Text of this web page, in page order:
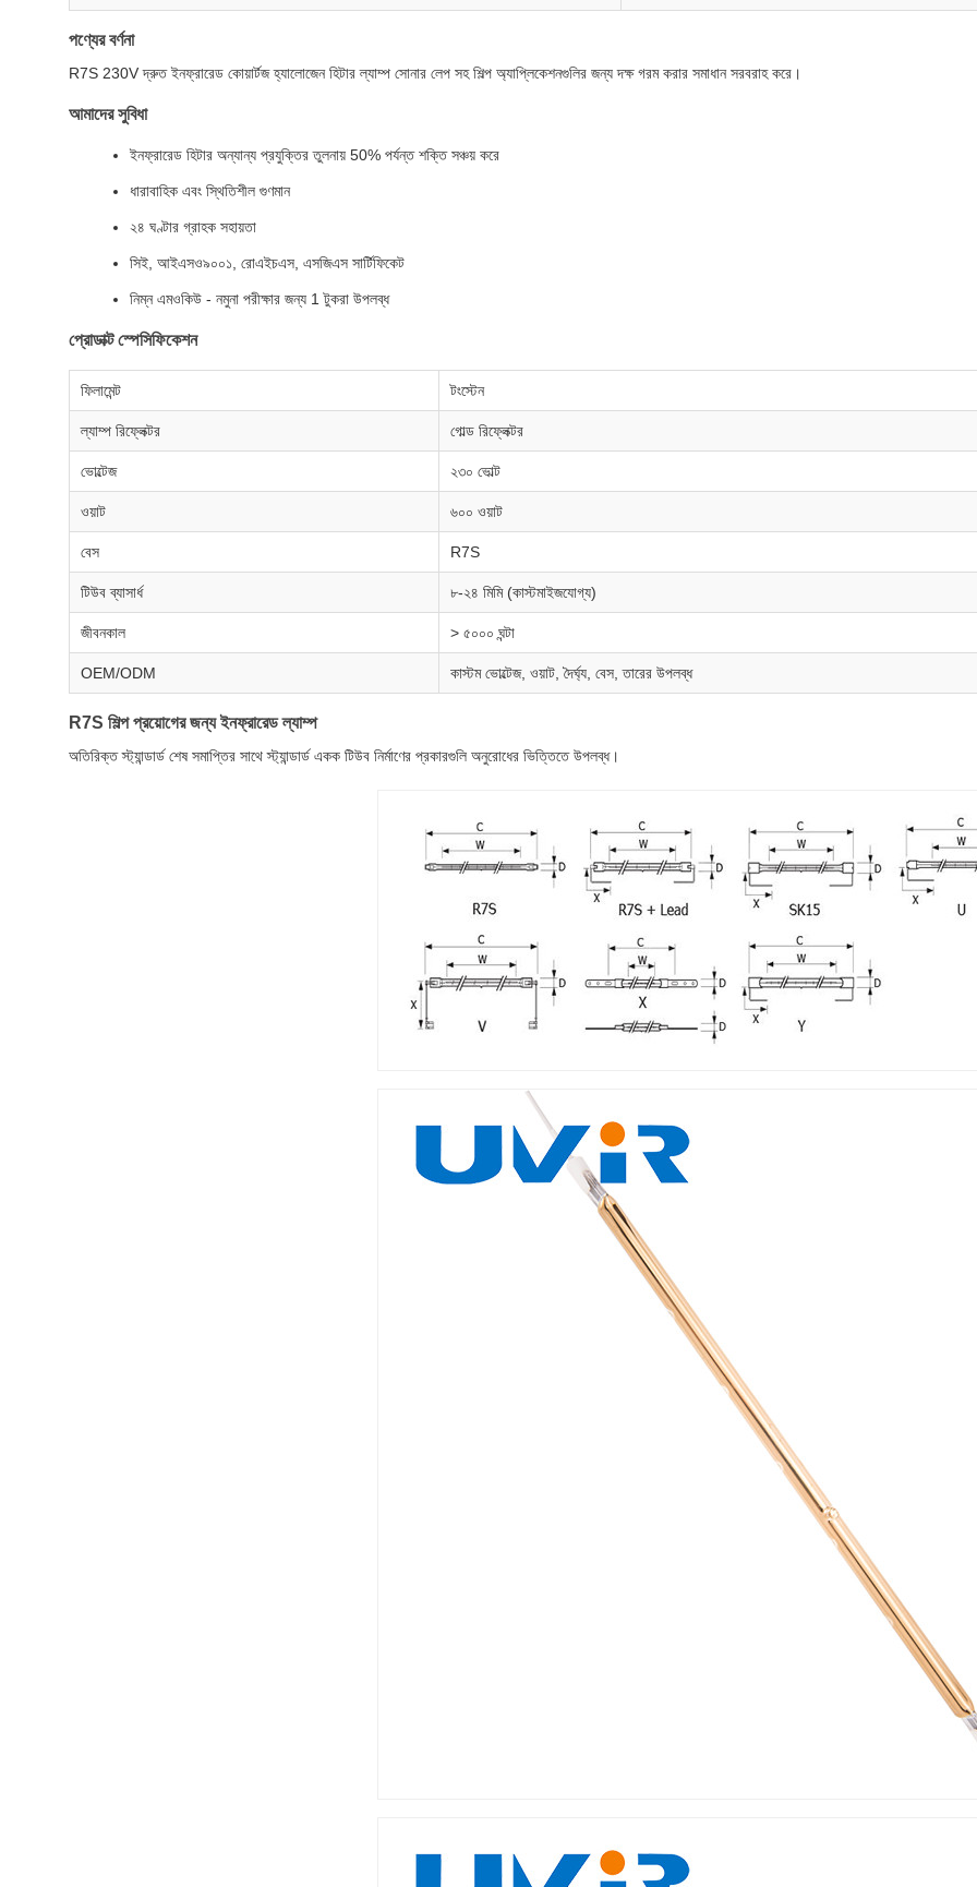
পণ্যের বর্ণনা
R7S 230V দ্রুত ইনফ্রারেড কোয়ার্টজ হ্যালোজেন হিটার ল্যাম্প সোনার লেপ সহ শিল্প অ্যাপ্লিকেশনগুলির জন্য দক্ষ গরম করার সমাধান সরবরাহ করে।
আমাদের সুবিধা
ইনফ্রারেড হিটার অন্যান্য প্রযুক্তির তুলনায় 50% পর্যন্ত শক্তি সঞ্চয় করে
ধারাবাহিক এবং স্থিতিশীল গুণমান
২৪ ঘণ্টার গ্রাহক সহায়তা
সিই, আইএসও৯০০১, রোএইচএস, এসজিএস সার্টিফিকেট
নিম্ন এমওকিউ - নমুনা পরীক্ষার জন্য 1 টুকরা উপলব্ধ
প্রোডাক্ট স্পেসিফিকেশন
ফিলামেন্ট টংস্টেন
ল্যাম্প রিফ্লেক্টর গোল্ড রিফ্লেক্টর
ভোল্টেজ ২৩০ ভোল্ট
ওয়াট ৬০০ ওয়াট
বেস R7S
টিউব ব্যাসার্ধ ৮-২৪ মিমি (কাস্টমাইজযোগ্য)
জীবনকাল > ৫০০০ ঘন্টা
OEM/ODM কাস্টম ভোল্টেজ, ওয়াট, দৈর্ঘ্য, বেস, তারের উপলব্ধ
R7S শিল্প প্রয়োগের জন্য ইনফ্রারেড ল্যাম্প
অতিরিক্ত স্ট্যান্ডার্ড শেষ সমাপ্তির সাথে স্ট্যান্ডার্ড একক টিউব নির্মাণের প্রকারগুলি অনুরোধের ভিত্তিতে উপলব্ধ।